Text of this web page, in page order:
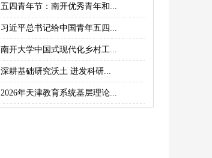
五四青年节：南开优秀青年和...
习近平总书记给中国青年五四...
南开大学中国式现代化乡村工...
深耕基础研究沃土 迸发科研...
2026年天津教育系统基层理论...